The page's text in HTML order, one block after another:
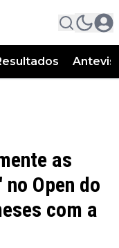
as
Open do
com a